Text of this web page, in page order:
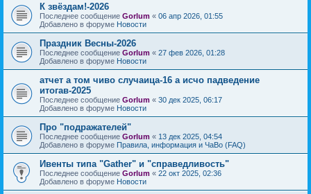
К звёздам!-2026
Последнее сообщение Gorlum « 06 апр 2026, 01:55
Добавлено в форуме Новости
Праздник Весны-2026
Последнее сообщение Gorlum « 27 фев 2026, 01:28
Добавлено в форуме Новости
атчет а том чиво случаица-16 а исчо падведение
итогав-2025
Последнее сообщение Gorlum « 30 дек 2025, 06:17
Добавлено в форуме Новости
Про "подражателей"
Последнее сообщение Gorlum « 13 дек 2025, 04:54
Добавлено в форуме Правила, информация и ЧаВо (FAQ)
Ивенты типа "Gather" и "справедливость"
Последнее сообщение Gorlum « 22 окт 2025, 02:36
Добавлено в форуме Новости